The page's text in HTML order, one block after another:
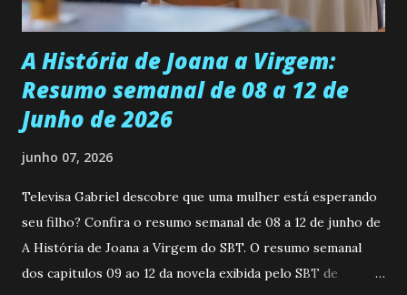
Durante um exame ginecológico, ela é inseminada por eng...
A História de Joana a Virgem:
Resumo semanal de 08 a 12 de
Junho de 2026
junho 07, 2026
Televisa Gabriel descobre que uma mulher está esperando
seu filho? Confira o resumo semanal de 08 a 12 de junho de
A História de Joana a Virgem do SBT. O resumo semanal
dos capitulos 09 ao 12 da novela exibida pelo SBT de